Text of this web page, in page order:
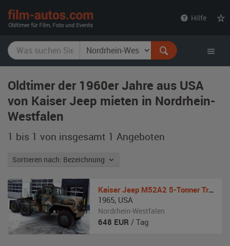
Hilfe
Oldtimer der 1960er Jahre aus USA
von Kaiser Jeep mieten in Nordrhein-
Westfalen
1 bis 1 von insgesamt 1 Angeboten
Sortieren nach: Bezeichnung
Kaiser Jeep M52A2 5-Tonner Tractor Zugmaschine
1965, USA
Nordrhein-Westfalen
648 EUR / Tag